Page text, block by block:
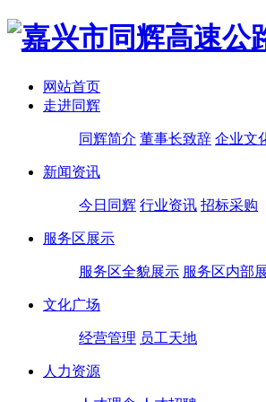
网站首页
走进同辉
同辉简介 董事长致辞 企业文
新闻资讯
今日同辉 行业资讯 招标采购
服务区展示
服务区全貌展示 服务区内部
文化广场
经营管理 员工天地
人力资源